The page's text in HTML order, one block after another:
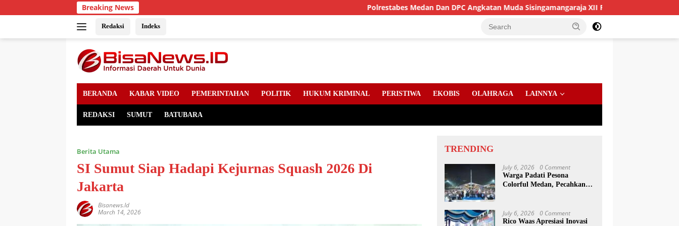
to
Breaking News Polrestabes Medan Dan DPC Angkatan Muda Sisingamangaraja XII Perkuat Sinergitas Jaga Kamtibmas
Redaksi Indeks
BERANDA KABAR VIDEO PEMERINTAHAN POLITIK HUKUM KRIMINAL PERISTIWA EKOBIS OLAHRAGA LAINNYA
REDAKSI SUMUT BATUBARA
Berita Utama
SI Sumut Siap Hadapi Kejurnas Squash 2026 Di
Jakarta
Bisanews.id
March 14, 2026
TRENDING
July 6, 2026 0 Comment
Warga Padati Pesona
Colorful Medan, Pecahkan
July 6, 2026 0 Comment
Rico Waas Apresiasi Inovasi